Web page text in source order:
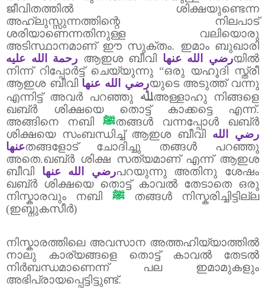
ജീവിതത്തിൽ ശിക്ഷയുണ്ടെന്ന
അഹ്‌ലുസ്സുന്നത്തിന്റെ നിലപാട്
ശരിയാണെന്നതിനുള്ള വലിയൊരു
അടിസ്ഥാനമാണ് ഈ സുക്തം. ഇമാം ബുഖാരി
رحمة الله عليه ആഇശ ബീവി رضي الله عنهاയിൽ
നിന്ന് റിപ്പോർട്ട് ചെയ്യുന്നു “ഒരു യഹൂദി സ്ത്രീ
ആഇശ ബീവി رضي الله عنهاയുടെ അടുത്ത് വന്നു
എന്നിട്ട് അവർ പറഞ്ഞു ﷲഅള്ളാഹു നിങ്ങളെ
ഖബ്‌ർ ശിക്ഷയെ തൊട്ട് കാക്കട്ടെ എന്ന്.
അങ്ങിനെ നബി ﷺതങ്ങൾ വന്നപ്പോൾ ഖബ്‌ർ
ശിക്ഷയെ സംബന്ധിച്ച് ആഇശ ബീവി رضي الله
عنهاതങ്ങളോട് ചോദിച്ചു തങ്ങൾ പറഞ്ഞു
അതെ.ഖബ്‌ർ ശിക്ഷ സത്യമാണ് എന്ന് ആഇശ
ബീവി رضي الله عنهاപറയുന്നു അതിനു ശേഷം
ഖബ്‌ർ ശിക്ഷയെ തൊട്ട് കാവൽ തേടാതെ ഒരു
നിസ്കാരവും നബി
ﷺതങ്ങൾ നിസ്കരിച്ചിട്ടില്ല
(ഇബ്നുകസീർ)
നിസ്കാരത്തിലെ അവസാന അത്തഹിയ്യാത്തിൽ
നാലു കാര്യങ്ങളെ തൊട്ട് കാവൽ തേടൽ
നിർബന്ധമാണെന്ന് പല ഇമാമുകളും
അഭിപ്രായപ്പെട്ടിട്ടുണ്ട്.